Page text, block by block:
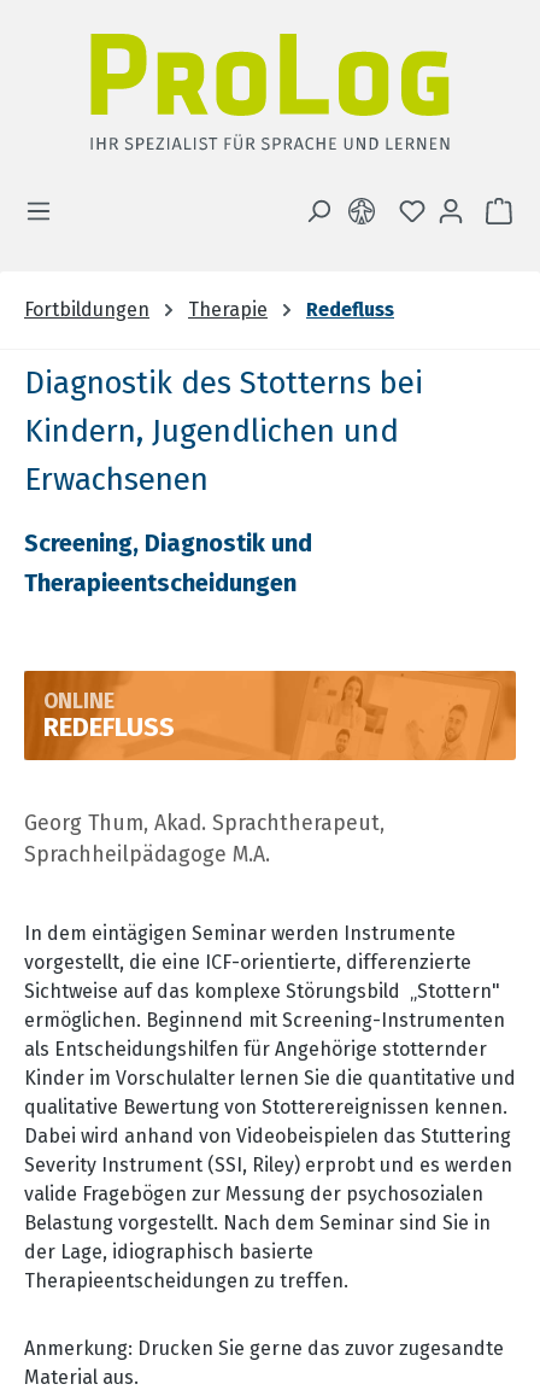
DU HAST 0
Fortbildungen Therapie Redefluss
Diagnostik des Stotterns bei
Kindern, Jugendlichen und
Erwachsenen
Screening, Diagnostik und
Therapieentscheidungen
ONLINE
REDEFLUSS
Georg Thum, Akad. Sprachtherapeut,
Sprachheilpädagoge M.A.
In dem eintägigen Seminar werden Instrumente
vorgestellt, die eine ICF-orientierte, differenzierte
Sichtweise auf das komplexe Störungsbild „Stottern"
ermöglichen. Beginnend mit Screening-Instrumenten
als Entscheidungshilfen für Angehörige stotternder
Kinder im Vorschulalter lernen Sie die quantitative und
qualitative Bewertung von Stotterereignissen kennen.
Dabei wird anhand von Videobeispielen das Stuttering
Severity Instrument (SSI, Riley) erprobt und es werden
valide Fragebögen zur Messung der psychosozialen
Belastung vorgestellt. Nach dem Seminar sind Sie in
der Lage, idiographisch basierte
Therapieentscheidungen zu treffen.
Anmerkung: Drucken Sie gerne das zuvor zugesandte
Material aus.